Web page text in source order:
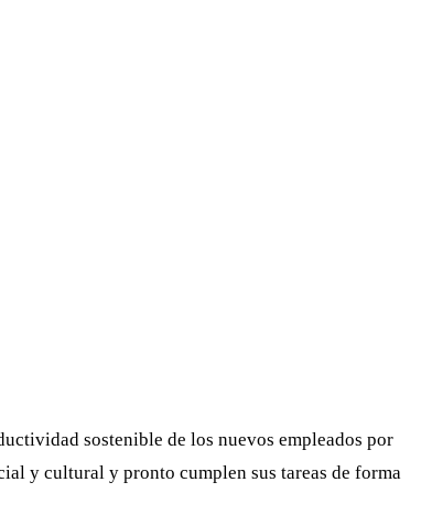
sostenible de los nuevos empleados por
y cultural y pronto cumplen sus tareas de forma